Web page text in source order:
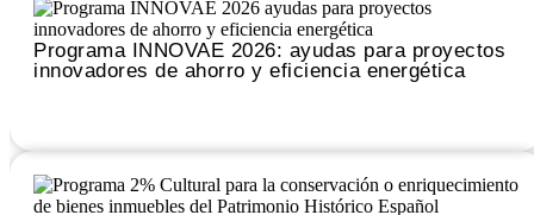
Programa INNOVAE 2026: ayudas para proyectos
innovadores de ahorro y eficiencia energética